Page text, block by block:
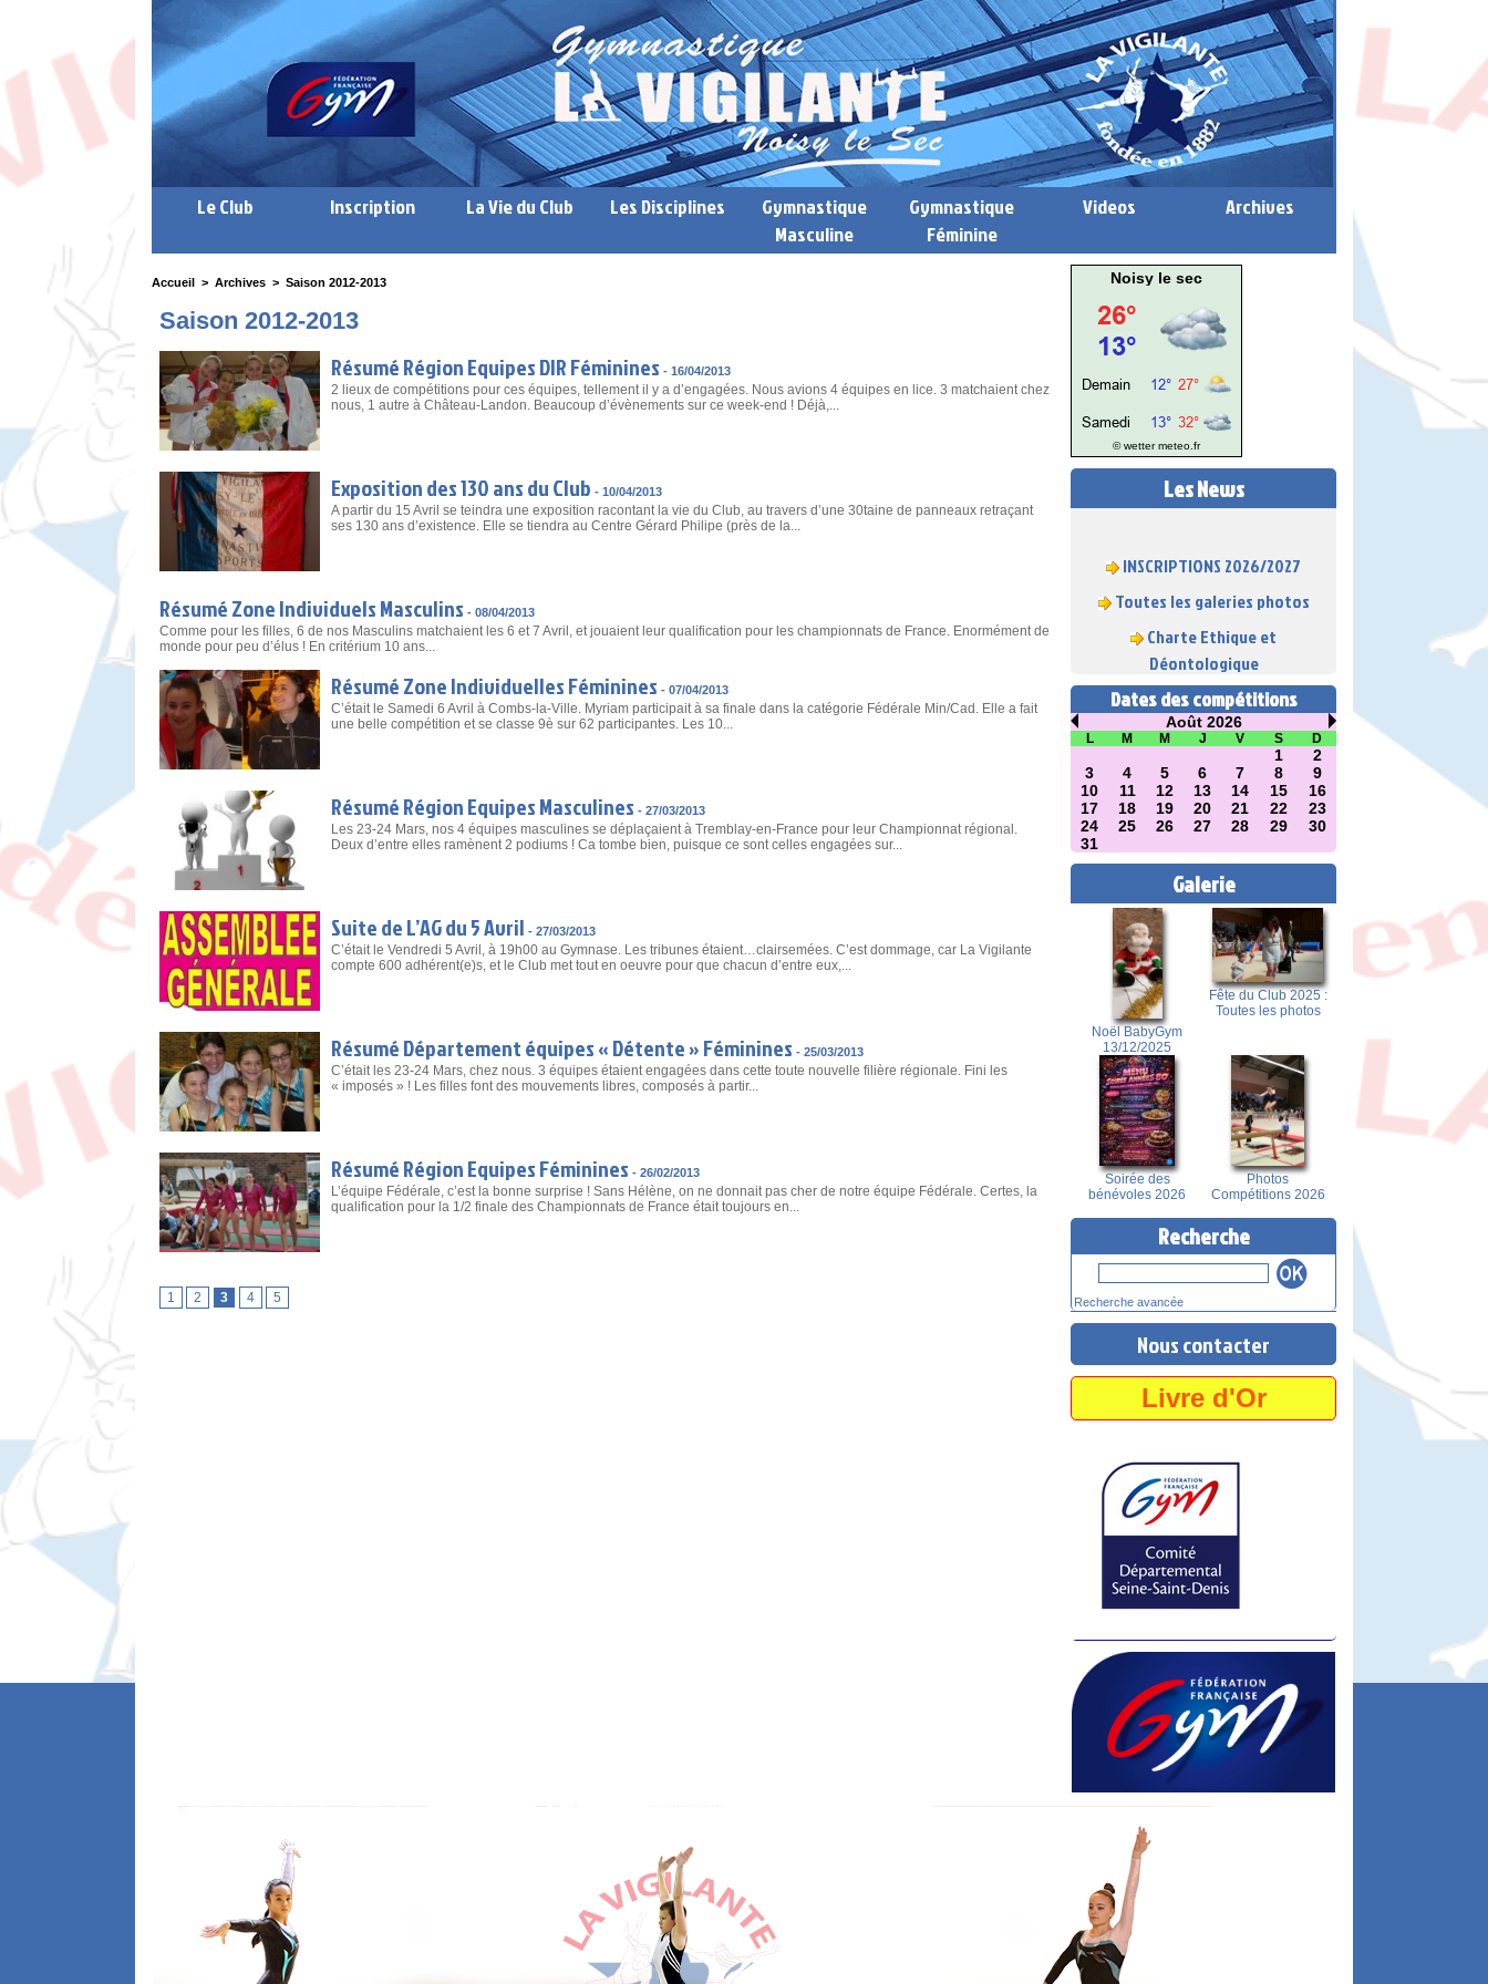
Le Club Inscription La Vie du Club Les Disciplines
Gymnastique
Masculine
Gymnastique
Féminine
Videos Archives
Accueil > Archives > Saison 2012-2013
Saison 2012-2013
Résumé Région Equipes DIR Féminines - 16/04/2013
2 lieux de compétitions pour ces équipes, tellement il y a d’engagées. Nous avions 4 équipes en lice. 3 matchaient chez
nous, 1 autre à Château-Landon. Beaucoup d’évènements sur ce week-end ! Déjà,...
Exposition des 130 ans du Club - 10/04/2013
A partir du 15 Avril se teindra une exposition racontant la vie du Club, au travers d’une 30taine de panneaux retraçant
ses 130 ans d’existence. Elle se tiendra au Centre Gérard Philipe (près de la...
Résumé Zone Individuels Masculins - 08/04/2013
Comme pour les filles, 6 de nos Masculins matchaient les 6 et 7 Avril, et jouaient leur qualification pour les championnats de France. Enormément de
monde pour peu d’élus ! En critérium 10 ans...
Résumé Zone Individuelles Féminines - 07/04/2013
C’était le Samedi 6 Avril à Combs-la-Ville. Myriam participait à sa finale dans la catégorie Fédérale Min/Cad. Elle a fait
une belle compétition et se classe 9è sur 62 participantes. Les 10...
Résumé Région Equipes Masculines - 27/03/2013
Les 23-24 Mars, nos 4 équipes masculines se déplaçaient à Tremblay-en-France pour leur Championnat régional.
Deux d’entre elles ramènent 2 podiums ! Ca tombe bien, puisque ce sont celles engagées sur...
Suite de L’AG du 5 Avril - 27/03/2013
C’était le Vendredi 5 Avril, à 19h00 au Gymnase. Les tribunes étaient…clairsemées. C’est dommage, car La Vigilante
compte 600 adhérent(e)s, et le Club met tout en oeuvre pour que chacun d’entre eux,...
Résumé Département équipes « Détente » Féminines - 25/03/2013
C’était les 23-24 Mars, chez nous. 3 équipes étaient engagées dans cette toute nouvelle filière régionale. Fini les
« imposés » ! Les filles font des mouvements libres, composés à partir...
Résumé Région Equipes Féminines - 26/02/2013
L’équipe Fédérale, c’est la bonne surprise ! Sans Hélène, on ne donnait pas cher de notre équipe Fédérale. Certes, la
qualification pour la 1/2 finale des Championnats de France était toujours en...
1 2 3 4 5
Noisy le sec
© wetter meteo.fr
Les News
Déontologique
Dates des compétitions
Août 2026
L M M J V S D
1
2
3
4 5 6 7 8
9
10
11 12 13 14 15
16
17
18 19 20 21 22
23
24
25 26 27 28 29
30
31
Galerie
Noël BabyGym
13/12/2025
Fête du Club 2025 :
Toutes les photos
Soirée des
bénévoles 2026
Photos
Compétitions 2026
Recherche
Recherche avancée
Nous contacter
Livre d'Or